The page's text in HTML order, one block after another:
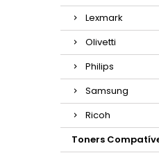
Lexmark
Olivetti
Philips
Samsung
Ricoh
Toners